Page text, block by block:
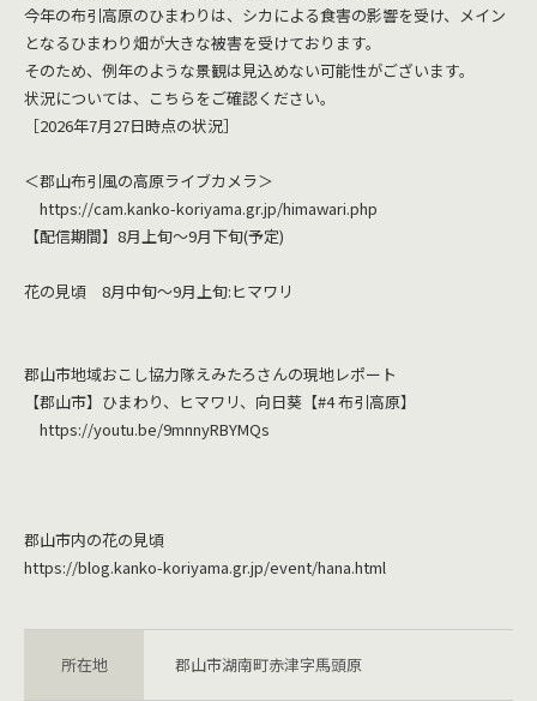
今年の布引高原のひまわりは、シカによる食害の影響を受け、メイン
となるひまわり畑が大きな被害を受けております。
そのため、例年のような景観は見込めない可能性がございます。
状況については、こちらをご確認ください。
［2026年7月27日時点の状況］
＜郡山布引風の高原ライブカメラ＞
https://cam.kanko-koriyama.gr.jp/himawari.php
【配信期間】8月上旬～9月下旬(予定)
花の見頃 8月中旬～9月上旬:ヒマワリ
郡山市地域おこし協力隊えみたろさんの現地レポート
【郡山市】ひまわり、ヒマワリ、向日葵【#4 布引高原】
https://youtu.be/9mnnyRBYMQs
郡山市内の花の見頃
https://blog.kanko-koriyama.gr.jp/event/hana.html
所在地 郡山市湖南町赤津字馬頭原